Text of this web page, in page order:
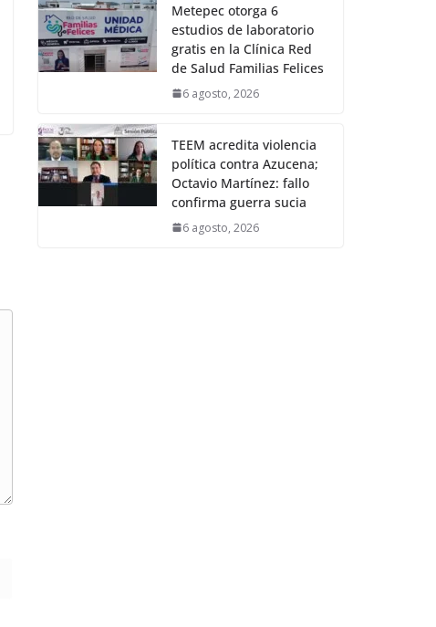
Metepec otorga 6
estudios de laboratorio
gratis en la Clínica Red
de Salud Familias Felices
6 agosto, 2026
TEEM acredita violencia
política contra Azucena;
Octavio Martínez: fallo
confirma guerra sucia
6 agosto, 2026